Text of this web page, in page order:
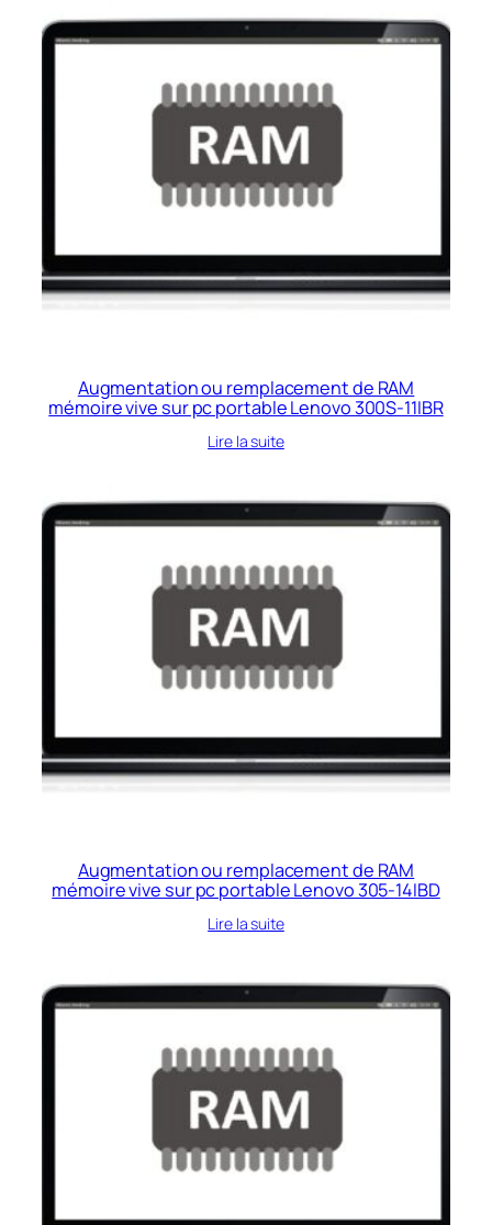
Augmentation ou remplacement de RAM
mémoire vive sur pc portable Lenovo 300S-11IBR
Lire la suite
Augmentation ou remplacement de RAM
mémoire vive sur pc portable Lenovo 305-14IBD
Lire la suite